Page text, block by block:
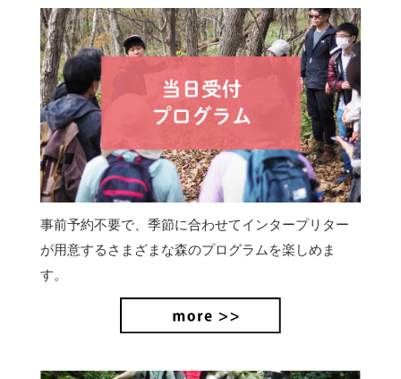
事前予約不要で、季節に合わせてインタープリター
が用意するさまざまな森のプログラムを楽しめま
す。